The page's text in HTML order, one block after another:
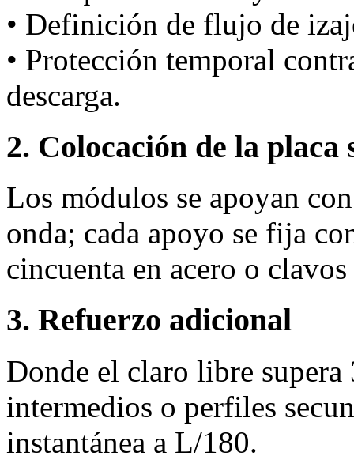
• Definición de flujo de
• Protección temporal
descarga.
2. Colocación de la placa
Los módulos se apoyan
onda; cada apoyo se fija
cincuenta en acero o
3. Refuerzo adicional
Donde el claro libre supera
intermedios o perfiles
instantánea a L/180.